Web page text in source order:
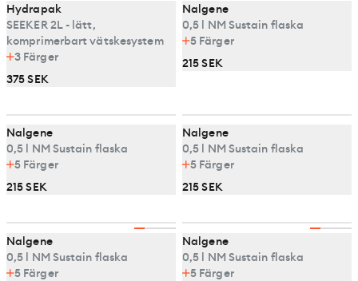
Hydrapak
SEEKER 2L - lätt,
komprimerbart vätskesystem
3 Färger
375 SEK
Nalgene
0,5 l NM Sustain flaska
5 Färger
215 SEK
Nalgene
0,5 l NM Sustain flaska
5 Färger
215 SEK
Nalgene
0,5 l NM Sustain flaska
5 Färger
215 SEK
Nalgene
0,5 l NM Sustain flaska
5 Färger
Nalgene
0,5 l NM Sustain flaska
5 Färger